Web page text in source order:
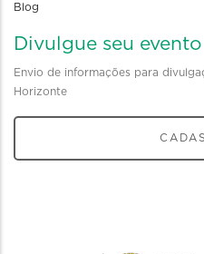
Blog
Divulgue seu evento
Envio de informações para
Horizonte